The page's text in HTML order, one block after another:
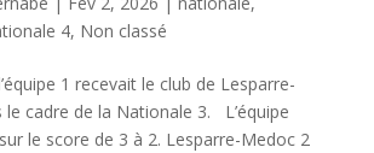
4, Non classé
1 recevait le club de Lesparre-
le cadre de la Nationale 3. L’équipe
le score de 3 à 2. Lesparre-Medoc 2